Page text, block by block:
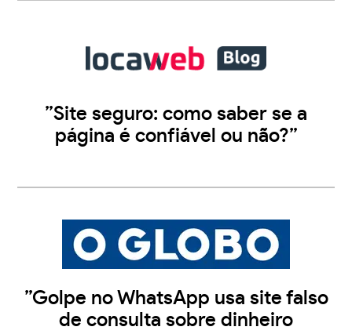
”Site seguro: como saber se a
página é confiável ou não?”
”Golpe no WhatsApp usa site falso
de consulta sobre dinheiro